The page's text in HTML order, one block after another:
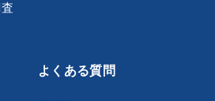
よくある質問